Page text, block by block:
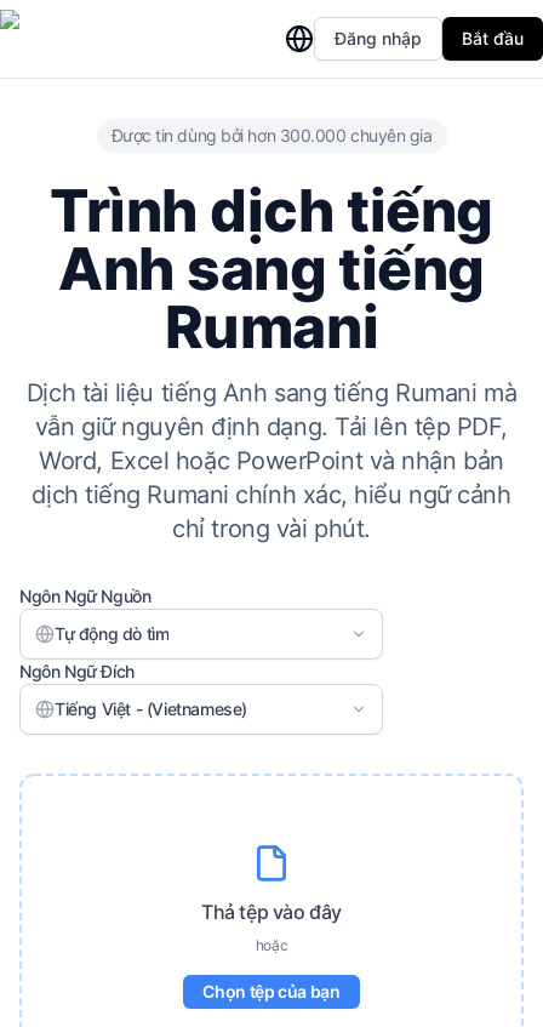
Đăng nhập Bắt đầu
Được tin dùng bởi hơn 300.000 chuyên gia
Trình dịch tiếng
Anh sang tiếng
Rumani
Dịch tài liệu tiếng Anh sang tiếng Rumani mà
vẫn giữ nguyên định dạng. Tải lên tệp PDF,
Word, Excel hoặc PowerPoint và nhận bản
dịch tiếng Rumani chính xác, hiểu ngữ cảnh
chỉ trong vài phút.
Ngôn Ngữ Nguồn
Tự động dò tìm
Ngôn Ngữ Đích
Tiếng Việt - (Vietnamese)
Thả tệp vào đây
hoặc
Chọn tệp của bạn